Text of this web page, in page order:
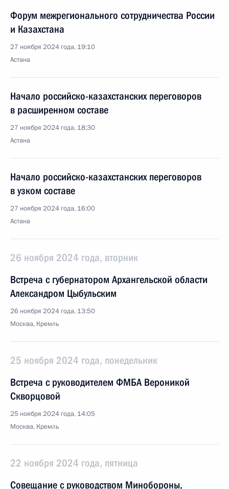
Форум межрегионального сотрудничества России
и Казахстана
27 ноября 2024 года, 19:10
Астана
Начало российско-казахстанских переговоров
в расширенном составе
27 ноября 2024 года, 18:30
Астана
Начало российско-казахстанских переговоров
в узком составе
27 ноября 2024 года, 16:00
Астана
26 ноября 2024 года, вторник
Встреча с губернатором Архангельской области
Александром Цыбульским
26 ноября 2024 года, 13:50
Москва, Кремль
25 ноября 2024 года, понедельник
Встреча с руководителем ФМБА Вероникой
Скворцовой
25 ноября 2024 года, 14:05
Москва, Кремль
22 ноября 2024 года, пятница
Совещание с руководством Минобороны,